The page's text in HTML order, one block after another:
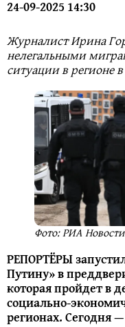
24-09-2025 14:30
Журналист Ирина
нелегальными
ситуации в регионе
Фото: РИА Новости
РЕПОРТЁРЫ
Путину» в
которая пройдет в
социально-
регионах. Сегодня